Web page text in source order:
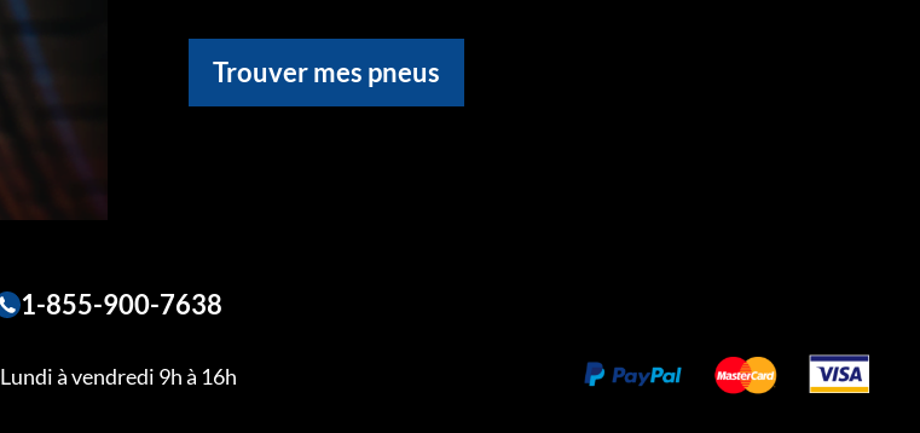
Trouver mes pneus
1-855-900-7638
Lundi à vendredi 9h à 16h